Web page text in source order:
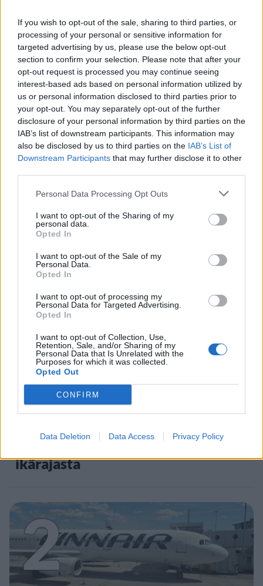
If you wish to opt-out of the sale, sharing to third parties, or
processing of your personal or sensitive information for
targeted advertising by us, please use the below opt-out
section to confirm your selection. Please note that after your
opt-out request is processed you may continue seeing
interest-based ads based on personal information utilized by
us or personal information disclosed to third parties prior to
your opt-out. You may separately opt-out of the further
disclosure of your personal information by third parties on the
IAB’s list of downstream participants. This information may
also be disclosed by us to third parties on the IAB’s List of
Downstream Participants that may further disclose it to other
Personal Data Processing Opt Outs
I want to opt-out of the Sharing of my
personal data.
Opted In
I want to opt-out of the Sale of my
Personal Data.
Opted In
I want to opt-out of processing my
Personal Data for Targeted Advertising.
Opted In
I want to opt-out of Collection, Use,
Retention, Sale, and/or Sharing of my
Personal Data that Is Unrelated with the
Purposes for which it was collected.
Opted Out
CONFIRM
Data Deletion Data Access Privacy Policy
Staran luetuimmat
1
UUTISET
Leskeneläke ei kuulu kaikille –
Kela muistuttaa tärkeästä
ikärajasta
2